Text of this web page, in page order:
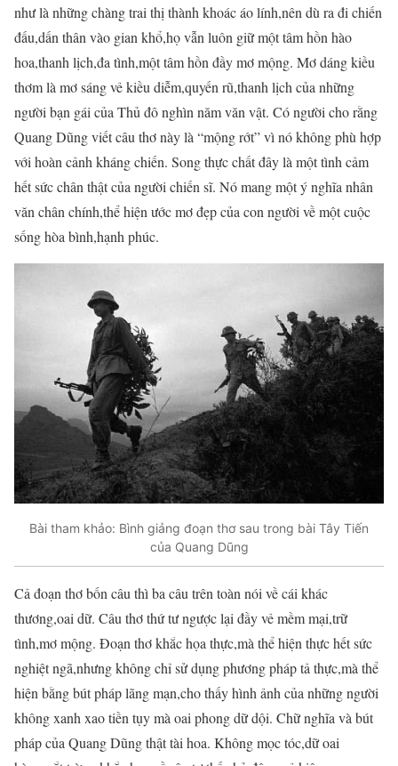
như là những chàng trai thị thành khoác áo lính,nên dù ra đi chiến
đấu,dấn thân vào gian khổ,họ vẫn luôn giữ một tâm hồn hào
hoa,thanh lịch,đa tình,một tâm hồn đầy mơ mộng. Mơ dáng kiều
thơm là mơ sáng vẻ kiều diễm,quyến rũ,thanh lịch của những
người bạn gái của Thủ đô nghìn năm văn vật. Có người cho rằng
Quang Dũng viết câu thơ này là “mộng rớt” vì nó không phù hợp
với hoàn cảnh kháng chiến. Song thực chất đây là một tình cảm
hết sức chân thật của người chiến sĩ. Nó mang một ý nghĩa nhân
văn chân chính,thể hiện ước mơ đẹp của con người về một cuộc
sống hòa bình,hạnh phúc.
Bài tham khảo: Bình giảng đoạn thơ sau trong bài Tây Tiến
của Quang Dũng
Cả đoạn thơ bốn câu thì ba câu trên toàn nói về cái khác
thương,oai dữ. Câu thơ thứ tư ngược lại đầy vẻ mềm mại,trữ
tình,mơ mộng. Đoạn thơ khắc họa thực,mà thể hiện thực hết sức
nghiệt ngã,nhưng không chỉ sử dụng phương pháp tả thực,mà thể
hiện bằng bút pháp lãng mạn,cho thấy hình ảnh của những người
không xanh xao tiền tụy mà oai phong dữ dội. Chữ nghĩa và bút
pháp của Quang Dũng thật tài hoa. Không mọc tóc,dữ oai